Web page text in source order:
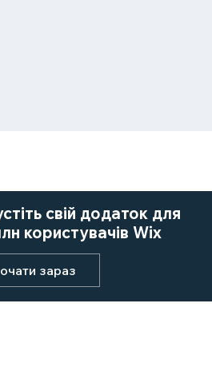
свій додаток для
користувачів Wix
зараз